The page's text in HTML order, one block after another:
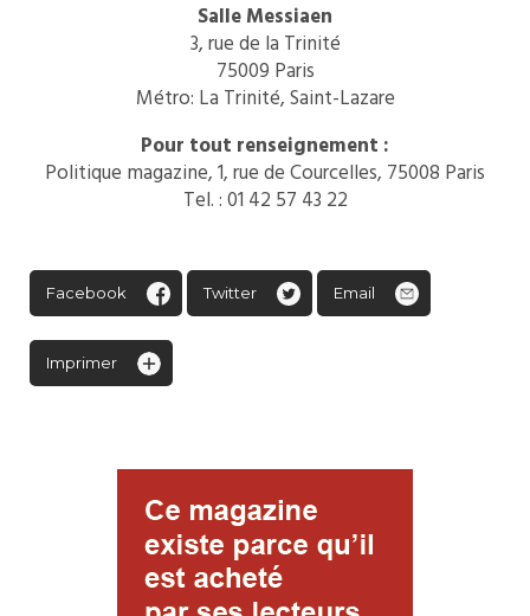
Salle Messiaen
3, rue de la Trinité
75009 Paris
Métro: La Trinité, Saint-Lazare
Pour tout renseignement :
Politique magazine, 1, rue de Courcelles, 75008 Paris
Tel. : 01 42 57 43 22
Facebook Twitter Email
Imprimer